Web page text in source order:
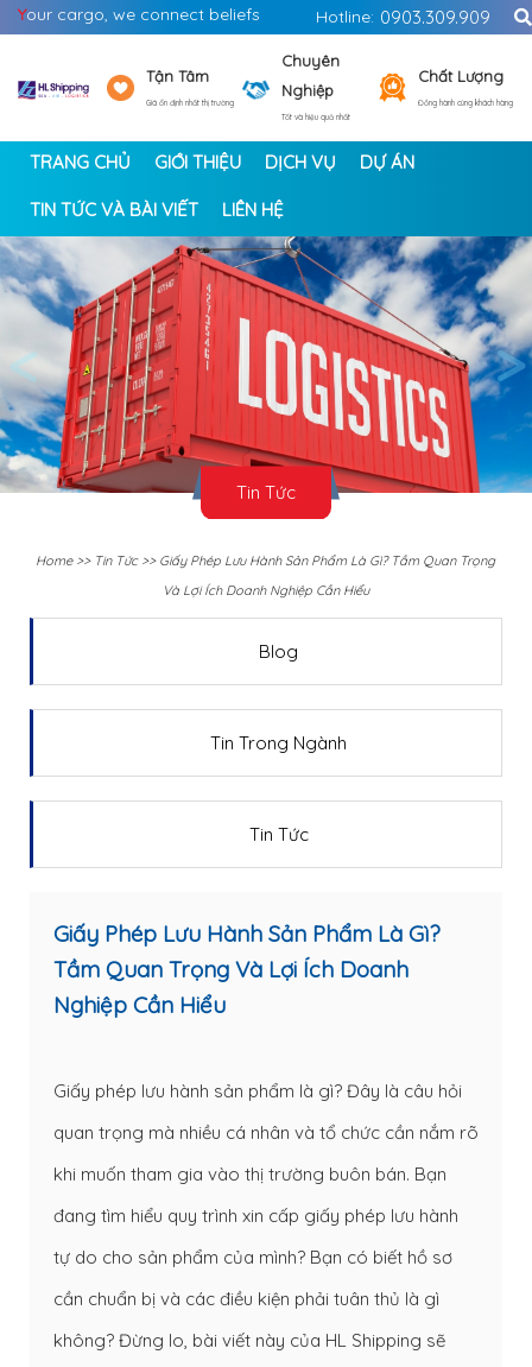
Your cargo, we connect beliefs Hotline: 0903.309.909
Tận Tâm
Giá ổn định nhất thị trường
Chuyên
Nghiệp
Tốt và hiệu quả nhất
Chất Lượng
Đồng hành cùng khách hàng
TRANG CHỦ GIỚI THIỆU DỊCH VỤ DỰ ÁN
TIN TỨC VÀ BÀI VIẾT LIÊN HỆ
< >
Tin Tức
Home>> Tin Tức>> Giấy Phép Lưu Hành Sản Phẩm Là Gì? Tầm Quan Trọng
Và Lợi Ích Doanh Nghiệp Cần Hiểu
Blog
Tin Trong Ngành
Tin Tức
Giấy Phép Lưu Hành Sản Phẩm Là Gì?
Tầm Quan Trọng Và Lợi Ích Doanh
Nghiệp Cần Hiểu
Giấy phép lưu hành sản phẩm là gì? Đây là câu hỏi
quan trọng mà nhiều cá nhân và tổ chức cần nắm rõ
khi muốn tham gia vào thị trường buôn bán. Bạn
đang tìm hiểu quy trình xin cấp giấy phép lưu hành
tự do cho sản phẩm của mình? Bạn có biết hồ sơ
cần chuẩn bị và các điều kiện phải tuân thủ là gì
không? Đừng lo, bài viết này của HL Shipping sẽ